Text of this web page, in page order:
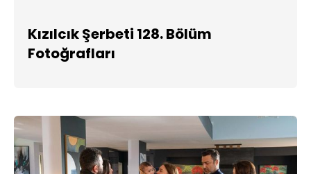
Kızılcık Şerbeti 128. Bölüm
Fotoğrafları